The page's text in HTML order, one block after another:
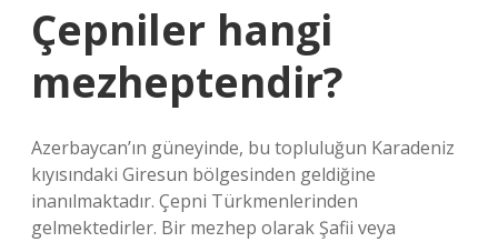
Çepniler hangi
mezheptendir?
Azerbaycan’ın güneyinde, bu topluluğun Karadeniz
kıyısındaki Giresun bölgesinden geldiğine
inanılmaktadır. Çepni Türkmenlerinden
gelmektedirler. Bir mezhep olarak Şafii veya